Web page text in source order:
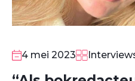
4 mei 2023